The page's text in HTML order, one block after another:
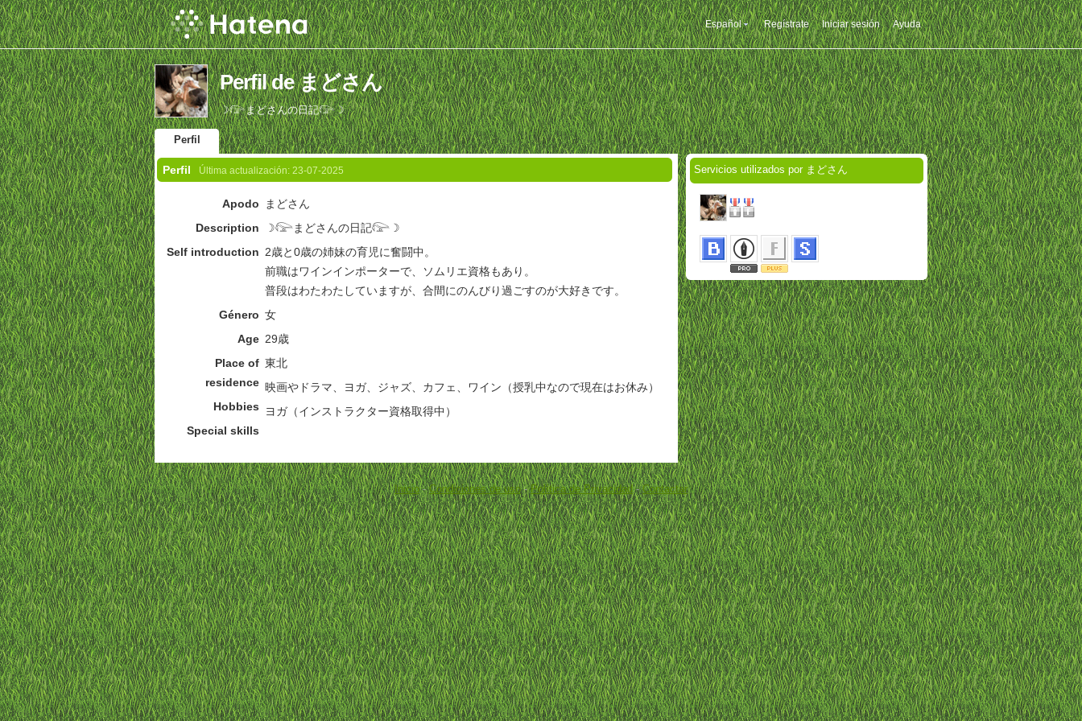
Español Regístrate Iniciar sesión Ayuda
Perfil de まどさん
☽𓅼まどさんの日記𓅼☽
Perfil
Perfil Última actualización: 23-07-2025
Apodo
まどさん
Description
☽𓅼まどさんの日記𓅼☽
Self introduction 2歳と0歳の姉妹の育児に奮闘中。
前職はワインインポーターで、ソムリエ資格もあり。
普段はわたわたしていますが、合間にのんびり過ごすのが大好きです。
Género 女
Age 29歳
Place of
residence
東北
Hobbies
映画やドラマ、ヨガ、ジャズ、カフェ、ワイン（授乳中なので現在はお休み）
Special skills
ヨガ（インストラクター資格取得中）
Servicios utilizados por まどさん
Inicio-Condiciones de uso-Política de Privacidad-Contactar